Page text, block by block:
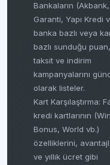
Bankaların (Akbank,
Garanti, Yapı Kredi
banka bazlı veya
bazlı sunduğu puan,
taksit ve indirim
kampanyalarını
olarak listeler.
Kart Karşılaştırma:
kredi kartlarının
Bonus, World vb.)
özelliklerini,
ve yıllık ücret gibi